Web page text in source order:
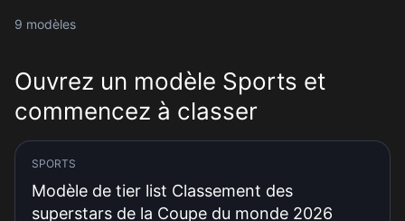
9 modèles
Ouvrez un modèle Sports et
commencez à classer
SPORTS
Modèle de tier list Classement des
superstars de la Coupe du monde 2026